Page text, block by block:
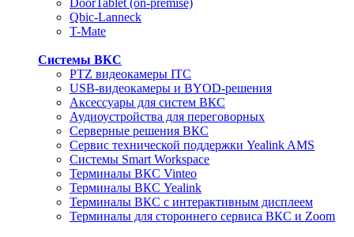
DoorTablet (on-premise)
Qbic-Lanneck
T-Mate
Системы ВКС
PTZ видеокамеры ITC
USB-видеокамеры и BYOD-решения
Аксессуары для систем ВКС
Аудиоустройства для переговорных
Серверные решения ВКС
Сервис технической поддержки Yealink AMS
Системы Smart Workspace
Терминалы ВКС Vinteo
Терминалы ВКС Yealink
Терминалы ВКС с интерактивным дисплеем
Терминалы для стороннего сервиса ВКС и Zoom